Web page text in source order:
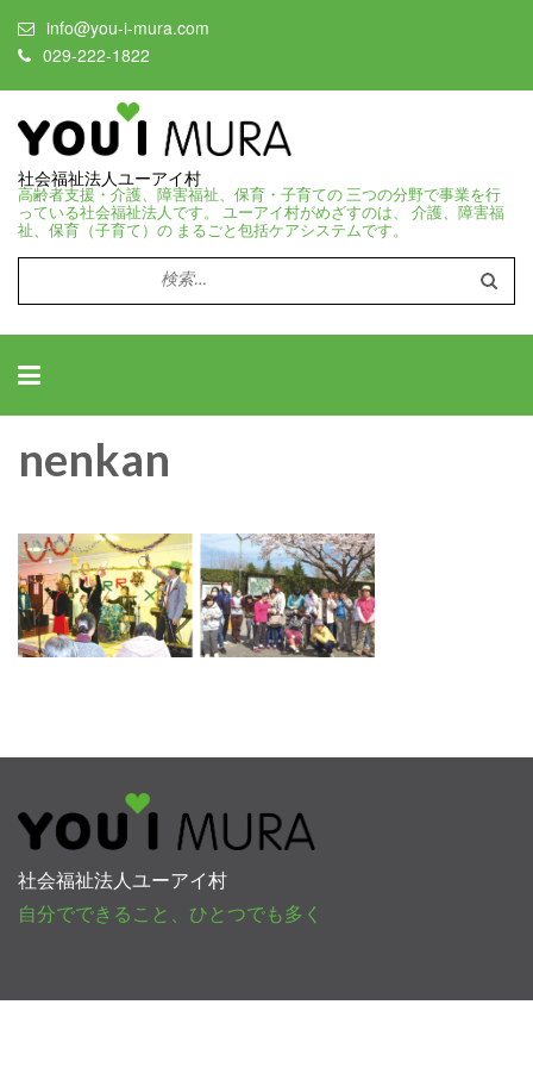
info@you-i-mura.com
029-222-1822
社会福祉法人ユーアイ村
高齢者支援・介護、障害福祉、保育・子育ての 三つの分野で事業を行
っている社会福祉法人です。 ユーアイ村がめざすのは、 介護、障害福
祉、保育（子育て）の まるごと包括ケアシステムです。
検
索:
nenkan
社会福祉法人ユーアイ村
自分でできること、ひとつでも多く